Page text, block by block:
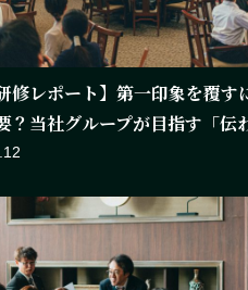
修レポート】第一印象を覆
？当社グループが目指す「伝